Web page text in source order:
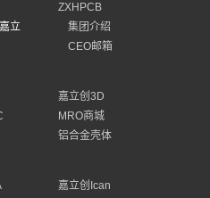
ZXHPCB
立
集团介绍
CEO邮箱
嘉立创3D
MRO商城
铝合金壳体
嘉立创Ican